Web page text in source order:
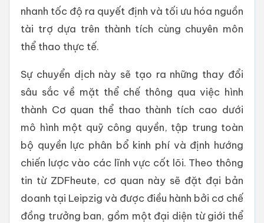
nhanh tốc độ ra quyết định và tối ưu hóa nguồn
tài trợ dựa trên thành tích cùng chuyên môn
thể thao thực tế.
Sự chuyển dịch này sẽ tạo ra những thay đổi
sâu sắc về mặt thể chế thông qua việc hình
thành Cơ quan thể thao thành tích cao dưới
mô hình một quỹ công quyền, tập trung toàn
bộ quyền lực phân bổ kinh phí và định hướng
chiến lược vào các lĩnh vực cốt lõi. Theo thông
tin từ ZDFheute, cơ quan này sẽ đặt đại bản
doanh tại Leipzig và được điều hành bởi cơ chế
đồng trưởng ban, gồm một đại diện từ giới thể